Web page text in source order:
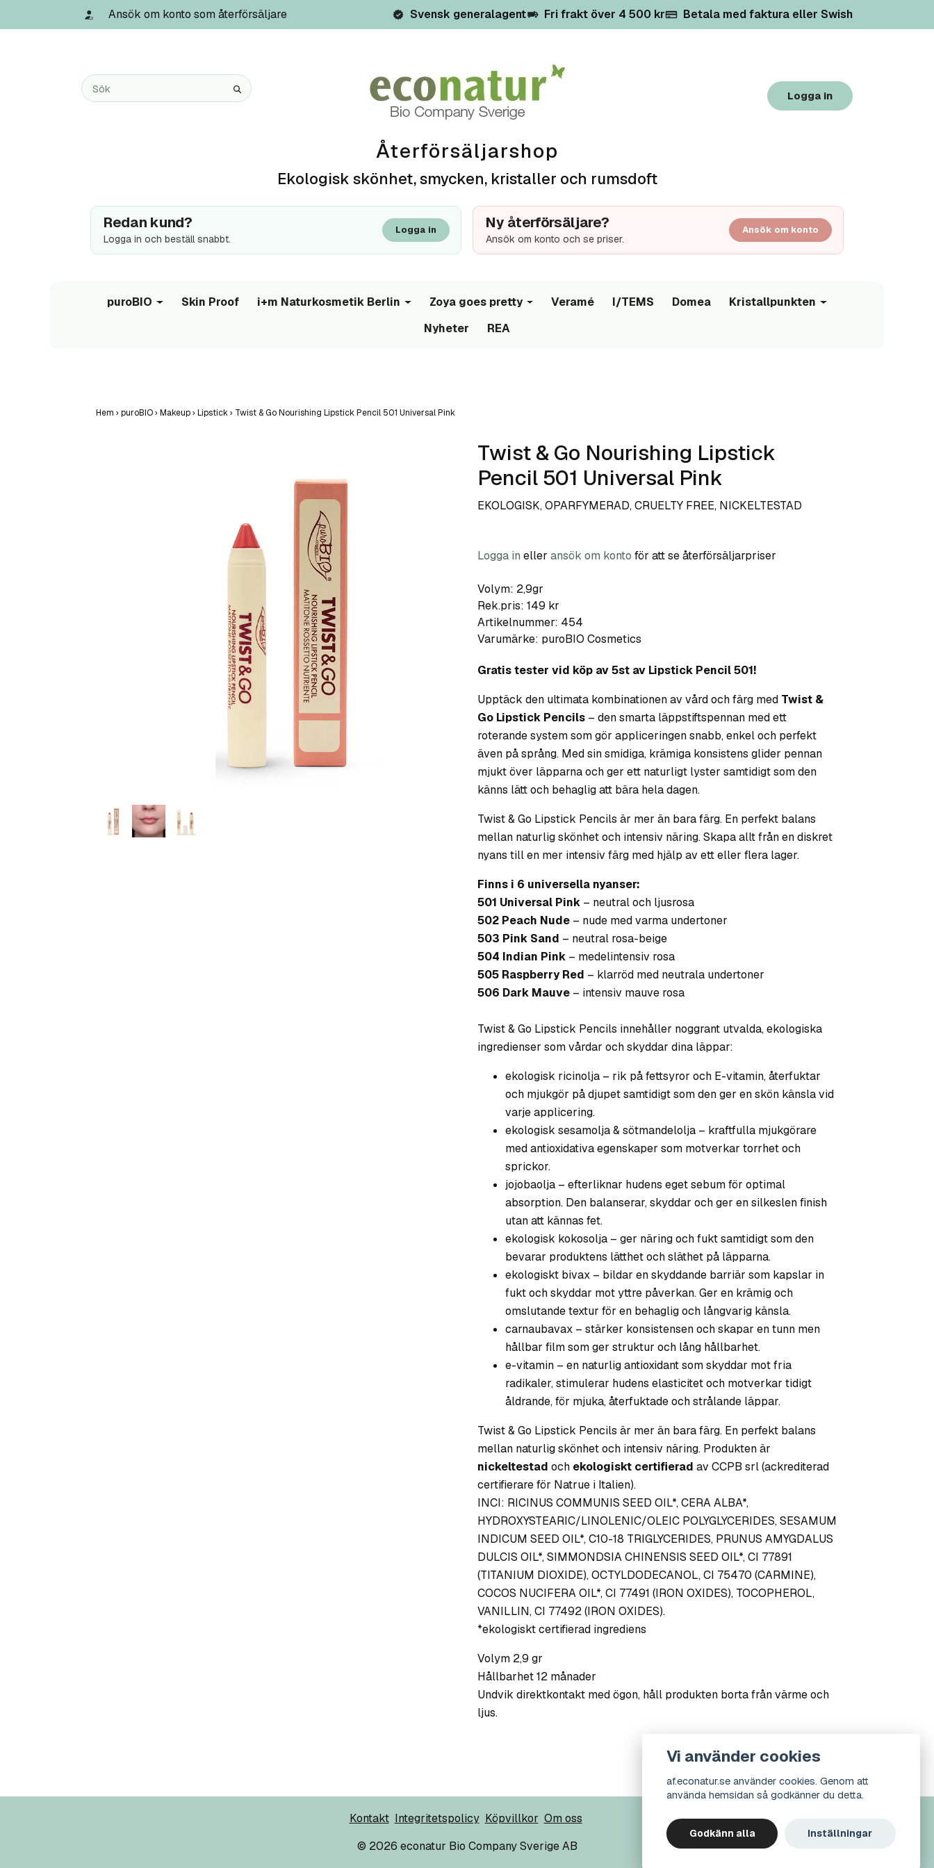
Ansök om konto som återförsäljare Svensk generalagent Fri frakt över 4 500 kr Betala med faktura eller Swish
Logga in
Återförsäljarshop
Ekologisk skönhet, smycken, kristaller och rumsdoft
Redan kund?
Logga in och beställ snabbt.
Logga in Ny återförsäljare?
Ansök om konto och se priser.
Ansök om konto
puroBIO Skin Proof i+m Naturkosmetik Berlin Zoya goes pretty Veramé I/TEMS Domea
Kristallpunkten
Nyheter
REA
Hem › puroBIO› Makeup› Lipstick› Twist & Go Nourishing Lipstick Pencil 501 Universal Pink
Twist & Go Nourishing Lipstick
Pencil 501 Universal Pink
EKOLOGISK, OPARFYMERAD, CRUELTY FREE, NICKELTESTAD
Logga in eller ansök om konto för att se återförsäljarpriser
Volym: 2,9gr
Rek.pris: 149 kr
Artikelnummer: 454
Varumärke: puroBIO Cosmetics
Gratis tester vid köp av 5st av Lipstick Pencil 501!
Upptäck den ultimata kombinationen av vård och färg med Twist &
Go Lipstick Pencils – den smarta läppstiftspennan med ett
roterande system som gör appliceringen snabb, enkel och perfekt
även på språng. Med sin smidiga, krämiga konsistens glider pennan
mjukt över läpparna och ger ett naturligt lyster samtidigt som den
känns lätt och behaglig att bära hela dagen.
Twist & Go Lipstick Pencils är mer än bara färg. En perfekt balans
mellan naturlig skönhet och intensiv näring. Skapa allt från en diskret
nyans till en mer intensiv färg med hjälp av ett eller flera lager.
Finns i 6 universella nyanser:
501 Universal Pink – neutral och ljusrosa
502 Peach Nude – nude med varma undertoner
503 Pink Sand – neutral rosa-beige
504 Indian Pink – medelintensiv rosa
505 Raspberry Red – klarröd med neutrala undertoner
506 Dark Mauve – intensiv mauve rosa
Twist & Go Lipstick Pencils innehåller noggrant utvalda, ekologiska
ingredienser som vårdar och skyddar dina läppar:
ekologisk ricinolja – rik på fettsyror och E-vitamin, återfuktar
och mjukgör på djupet samtidigt som den ger en skön känsla vid
varje applicering.
ekologisk sesamolja & sötmandelolja – kraftfulla mjukgörare
med antioxidativa egenskaper som motverkar torrhet och
sprickor.
jojobaolja – efterliknar hudens eget sebum för optimal
absorption. Den balanserar, skyddar och ger en silkeslen finish
utan att kännas fet.
ekologisk kokosolja – ger näring och fukt samtidigt som den
bevarar produktens lätthet och släthet på läpparna.
ekologiskt bivax – bildar en skyddande barriär som kapslar in
fukt och skyddar mot yttre påverkan. Ger en krämig och
omslutande textur för en behaglig och långvarig känsla.
carnaubavax – stärker konsistensen och skapar en tunn men
hållbar film som ger struktur och lång hållbarhet.
e-vitamin – en naturlig antioxidant som skyddar mot fria
radikaler, stimulerar hudens elasticitet och motverkar tidigt
åldrande, för mjuka, återfuktade och strålande läppar.
Twist & Go Lipstick Pencils är mer än bara färg. En perfekt balans
mellan naturlig skönhet och intensiv näring. Produkten är
nickeltestad och ekologiskt certifierad av CCPB srl (ackrediterad
certifierare för Natrue i Italien).
INCI: RICINUS COMMUNIS SEED OIL*, CERA ALBA*,
HYDROXYSTEARIC/LINOLENIC/OLEIC POLYGLYCERIDES, SESAMUM
INDICUM SEED OIL*, C10-18 TRIGLYCERIDES, PRUNUS AMYGDALUS
DULCIS OIL*, SIMMONDSIA CHINENSIS SEED OIL*, CI 77891
(TITANIUM DIOXIDE), OCTYLDODECANOL, CI 75470 (CARMINE),
COCOS NUCIFERA OIL*, CI 77491 (IRON OXIDES), TOCOPHEROL,
VANILLIN, CI 77492 (IRON OXIDES).
*ekologiskt certifierad ingrediens
Volym 2,9 gr
Hållbarhet 12 månader
Undvik direktkontakt med ögon, håll produkten borta från värme och
ljus.
Kontakt Integritetspolicy Köpvillkor Om oss
© 2026 econatur Bio Company Sverige AB
Vi använder cookies
af.econatur.se använder cookies. Genom att
använda hemsidan så godkänner du detta.
Godkänn alla Inställningar